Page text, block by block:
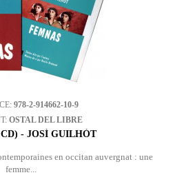
978-2-914662-10-9
OSTAL DEL LIBRE
- JOSÍ GUILHÒT
en occitan auvergnat : une
femme...